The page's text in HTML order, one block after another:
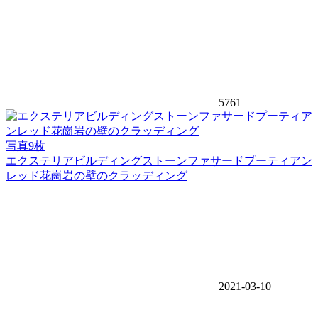
5761
写真9枚
エクステリアビルディングストーンファサードプーティアン
レッド花崗岩の壁のクラッディング
2021-03-10